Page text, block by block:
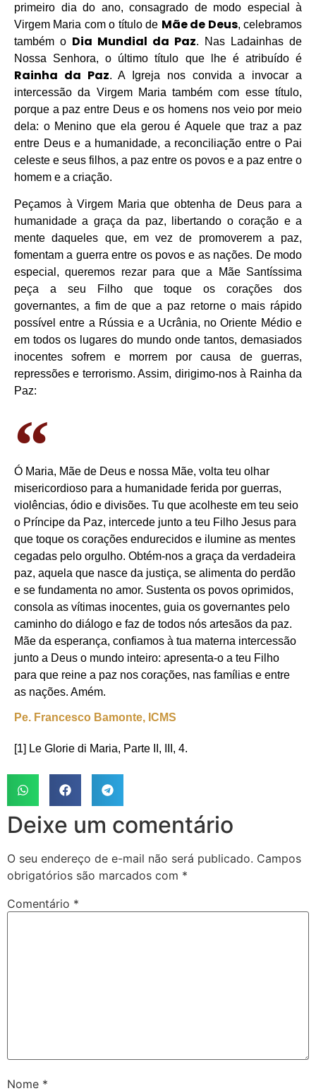
primeiro dia do ano, consagrado de modo especial à
Virgem Maria com o título de Mãe de Deus, celebramos
também o Dia Mundial da Paz. Nas Ladainhas de
Nossa Senhora, o último título que lhe é atribuído é
Rainha da Paz. A Igreja nos convida a invocar a
intercessão da Virgem Maria também com esse título,
porque a paz entre Deus e os homens nos veio por meio
dela: o Menino que ela gerou é Aquele que traz a paz
entre Deus e a humanidade, a reconciliação entre o Pai
celeste e seus filhos, a paz entre os povos e a paz entre o
homem e a criação.
Peçamos à Virgem Maria que obtenha de Deus para a
humanidade a graça da paz, libertando o coração e a
mente daqueles que, em vez de promoverem a paz,
fomentam a guerra entre os povos e as nações. De modo
especial, queremos rezar para que a Mãe Santíssima
peça a seu Filho que toque os corações dos
governantes, a fim de que a paz retorne o mais rápido
possível entre a Rússia e a Ucrânia, no Oriente Médio e
em todos os lugares do mundo onde tantos, demasiados
inocentes sofrem e morrem por causa de guerras,
repressões e terrorismo. Assim, dirigimo-nos à Rainha da
Paz:
Ó Maria, Mãe de Deus e nossa Mãe, volta teu olhar
misericordioso para a humanidade ferida por guerras,
violências, ódio e divisões. Tu que acolheste em teu seio
o Príncipe da Paz, intercede junto a teu Filho Jesus para
que toque os corações endurecidos e ilumine as mentes
cegadas pelo orgulho. Obtém-nos a graça da verdadeira
paz, aquela que nasce da justiça, se alimenta do perdão
e se fundamenta no amor. Sustenta os povos oprimidos,
consola as vítimas inocentes, guia os governantes pelo
caminho do diálogo e faz de todos nós artesãos da paz.
Mãe da esperança, confiamos à tua materna intercessão
junto a Deus o mundo inteiro: apresenta-o a teu Filho
para que reine a paz nos corações, nas famílias e entre
as nações. Amém.
Pe. Francesco Bamonte, ICMS
[1] Le Glorie di Maria, Parte II, III, 4.
Deixe um comentário
O seu endereço de e-mail não será publicado. Campos
obrigatórios são marcados com *
Comentário *
Nome *